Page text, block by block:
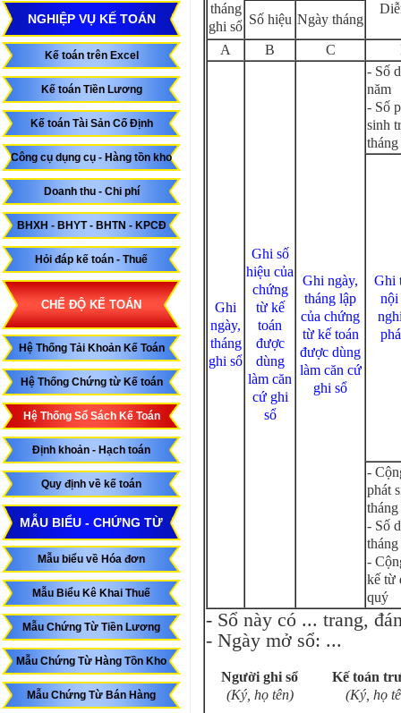
NGHIỆP VỤ KẾ TOÁN
Kế toán trên Excel
Kế toán Tiền Lương
Kế toán Tài Sản Cố Định
Công cụ dụng cụ - Hàng tồn kho
Doanh thu - Chi phí
BHXH - BHYT - BHTN - KPCĐ
Hỏi đáp kế toán - Thuế
CHẾ ĐỘ KẾ TOÁN
Hệ Thống Tải Khoản Kế Toán
Hệ Thống Chứng từ Kế toán
Hệ Thống Sổ Sách Kế Toán
Định khoản - Hạch toán
Quy định về kế toán
MẪU BIỂU - CHỨNG TỪ
Mẫu biểu về Hóa đơn
Mẫu Biểu Kê Khai Thuế
Mẫu Chứng Từ Tiền Lương
Mẫu Chứng Từ Hàng Tồn Kho
Mẫu Chứng Từ Bán Hàng
tháng
ghi sổ Số hiệu Ngày tháng
A
B C
Ghi
ngày,
tháng
ghi sổ
Ghi số
hiệu của
chứng
từ kế
toán
được
dùng
làm căn
cứ ghi
sổ
Ghi ngày,
tháng lập
của chứng
từ kế toán
được dùng
làm căn cứ
ghi sổ
- Số
năm
- Số
sinh
tháng
Ghi
nội
-
phát
tháng
- Số
tháng
-
kế từ
quý
- Sổ này có ... trang,
- Ngày mở sổ: ...
Người ghi sổ
(Ký, họ tên)
Kế toán
(Ký, họ